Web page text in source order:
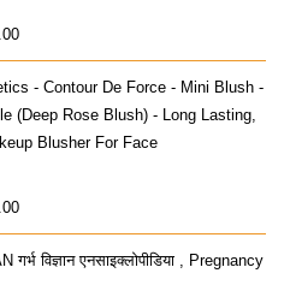
Current
Price
Is:
₹ 719.00.
- Contour De Force - Mini Blush -
(Deep Rose Blush) - Long Lasting,
Blusher For Face
Current
Price
Is:विज्ञान एनसाइक्लोपीडिया , Pregnancy